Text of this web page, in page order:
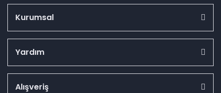
Kurumsal
Yardım
Alışveriş